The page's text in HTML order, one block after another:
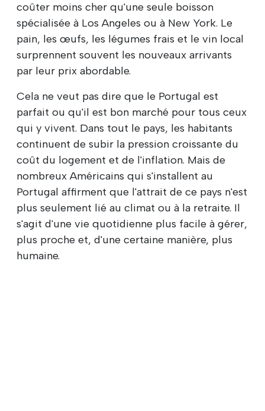
coûter moins cher qu'une seule boisson
spécialisée à Los Angeles ou à New York. Le
pain, les œufs, les légumes frais et le vin local
surprennent souvent les nouveaux arrivants
par leur prix abordable.
Cela ne veut pas dire que le Portugal est
parfait ou qu'il est bon marché pour tous ceux
qui y vivent. Dans tout le pays, les habitants
continuent de subir la pression croissante du
coût du logement et de l'inflation. Mais de
nombreux Américains qui s'installent au
Portugal affirment que l'attrait de ce pays n'est
plus seulement lié au climat ou à la retraite. Il
s'agit d'une vie quotidienne plus facile à gérer,
plus proche et, d'une certaine manière, plus
humaine.